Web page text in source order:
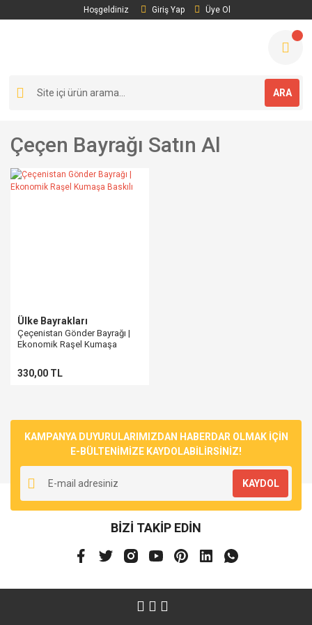
Hoşgeldiniz Giriş Yap Üye Ol
ARA
Çeçen Bayrağı Satın Al
Ülke Bayrakları
Çeçenistan Gönder Bayrağı |
Ekonomik Raşel Kumaşa
330,00 TL
KAMPANYA DUYURULARIMIZDAN HABERDAR OLMAK İÇİN
E-BÜLTENİMİZE KAYDOLABİLİRSİNİZ!
KAYDOL
BİZİ TAKİP EDİN